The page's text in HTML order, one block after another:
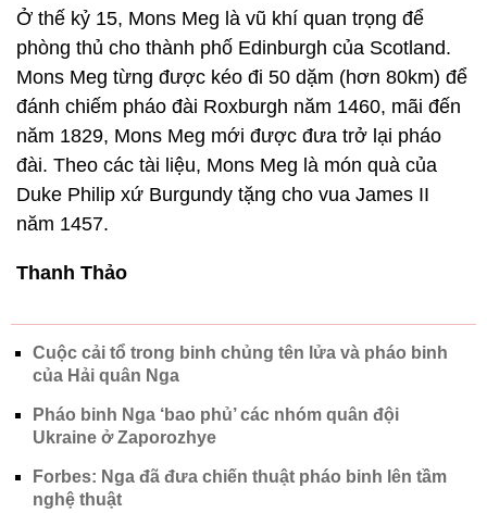
Ở thế kỷ 15, Mons Meg là vũ khí quan trọng để
phòng thủ cho thành phố Edinburgh của Scotland.
Mons Meg từng được kéo đi 50 dặm (hơn 80km) để
đánh chiếm pháo đài Roxburgh năm 1460, mãi đến
năm 1829, Mons Meg mới được đưa trở lại pháo
đài. Theo các tài liệu, Mons Meg là món quà của
Duke Philip xứ Burgundy tặng cho vua James II
năm 1457.
Thanh Thảo
Cuộc cải tổ trong binh chủng tên lửa và pháo binh
của Hải quân Nga
Pháo binh Nga ‘bao phủ’ các nhóm quân đội
Ukraine ở Zaporozhye
Forbes: Nga đã đưa chiến thuật pháo binh lên tầm
nghệ thuật